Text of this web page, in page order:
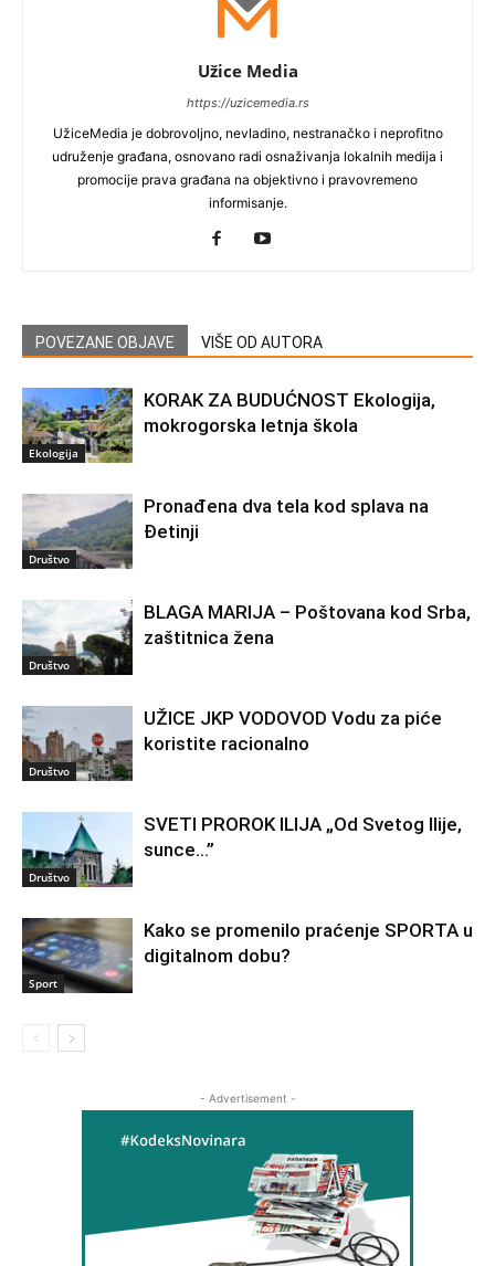
Užice Media
https://uzicemedia.rs
UžiceMedia je dobrovoljno, nevladino, nestranačko i neprofitno
udruženje građana, osnovano radi osnaživanja lokalnih medija i
promocije prava građana na objektivno i pravovremeno
informisanje.
POVEZANE OBJAVE VIŠE OD AUTORA
Ekologija
KORAK ZA BUDUĆNOST Ekologija,
mokrogorska letnja škola
Društvo
Pronađena dva tela kod splava na
Đetinji
Društvo
BLAGA MARIJA – Poštovana kod Srba,
zaštitnica žena
Društvo
UŽICE JKP VODOVOD Vodu za piće
koristite racionalno
Društvo
SVETI PROROK ILIJA „Od Svetog Ilije,
sunce…”
Sport
Kako se promenilo praćenje SPORTA u
digitalnom dobu?
- Advertisement -